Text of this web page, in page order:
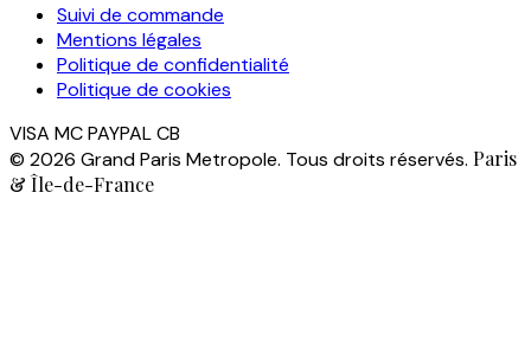
Suivi de commande
Mentions légales
Politique de confidentialité
Politique de cookies
VISA MCPAYPALCB
© 2026 Grand Paris Metropole. Tous droits réservés. Paris
& Île-de-France